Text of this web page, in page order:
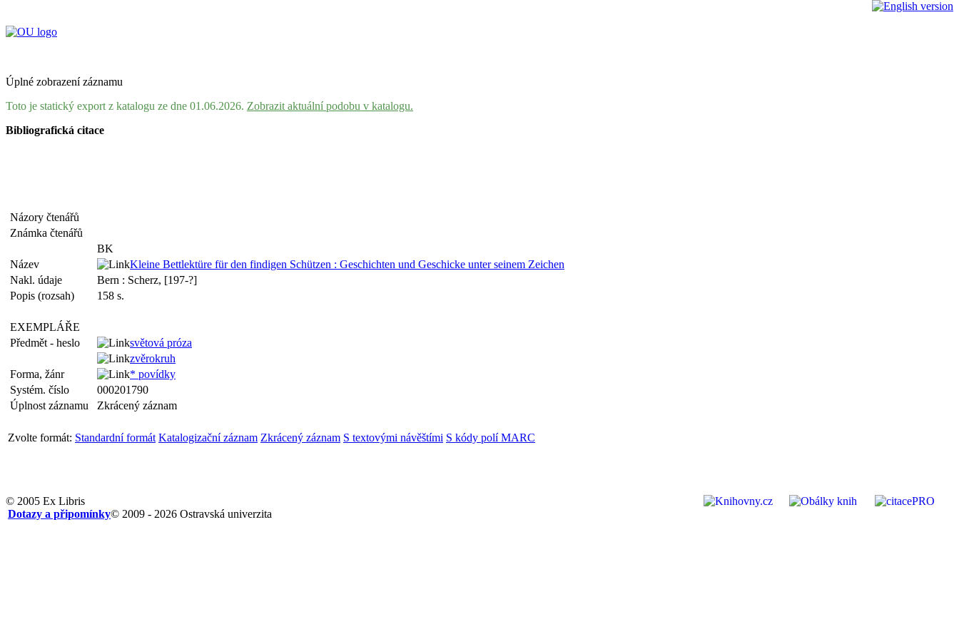
Úplné zobrazení záznamu
Toto je statický export z katalogu ze dne 01.06.2026. Zobrazit aktuální podobu v katalogu.
Bibliografická citace
Názory čtenářů
Známka čtenářů
BK
Název
Kleine Bettlektüre für den findigen Schützen : Geschichten und Geschicke unter seinem Zeichen
Nakl. údaje
Bern : Scherz, [197-?]
Popis (rozsah)
158 s.
EXEMPLÁŘE
Předmět - heslo
světová próza
zvěrokruh
Forma, žánr
* povídky
Systém. číslo
000201790
Úplnost záznamu
Zkrácený záznam
Zvolte formát: Standardní formát Katalogizační záznam Zkrácený záznam S textovými návěštími S kódy polí MARC
© 2005 Ex Libris
© 2009 - 2026 Ostravská univerzita
Dotazy a připomínky